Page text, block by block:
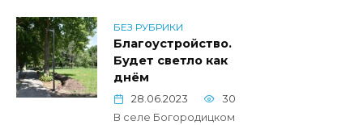
БЕЗ РУБРИКИ
Благоустройство.
Будет светло как
днём
28.06.2023
30
В селе Богородицком